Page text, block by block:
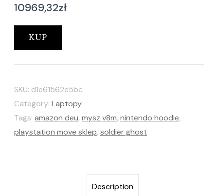
10969,32zł
KUP
SKU: d1e61562e5bc
Category: Laptopy
Tags: amazon deu, mysz v8m, nintendo hoodie,
playstation move sklep, soldier ghost
Description